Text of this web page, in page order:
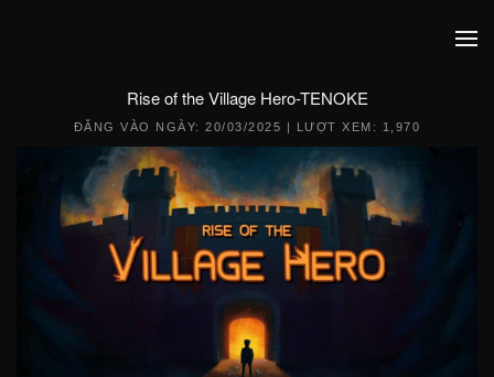
Rise of the Village Hero-TENOKE
ĐĂNG VÀO NGÀY:20/03/2025 | LƯỢT XEM: 1,970